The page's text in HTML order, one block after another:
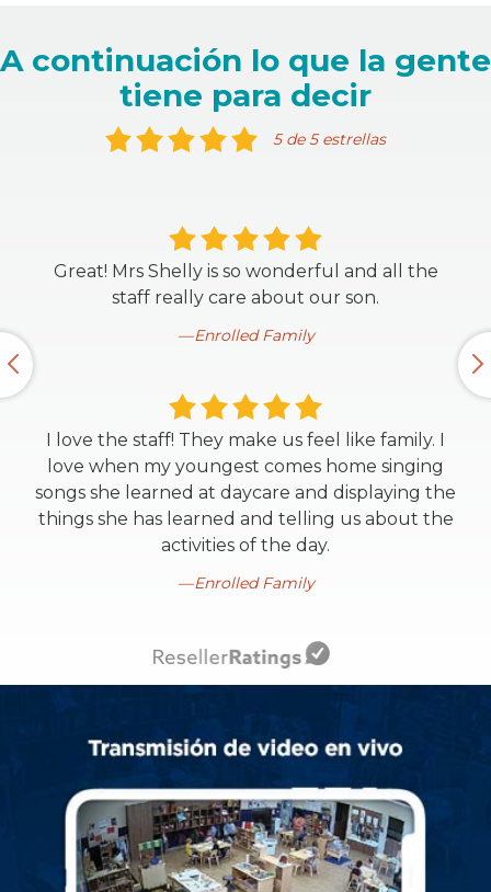
A continuación lo que la gente
tiene para decir
5 de 5 estrellas
Great! Mrs Shelly is so wonderful and all the
staff really care about our son.
Enrolled Family
I love the staff! They make us feel like family. I
love when my youngest comes home singing
songs she learned at daycare and displaying the
things she has learned and telling us about the
activities of the day.
Enrolled Family